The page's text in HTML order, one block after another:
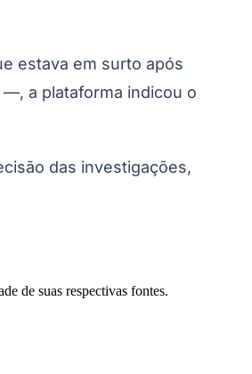
estava em surto após
a plataforma indicou o
das investigações,
de suas respectivas fontes.